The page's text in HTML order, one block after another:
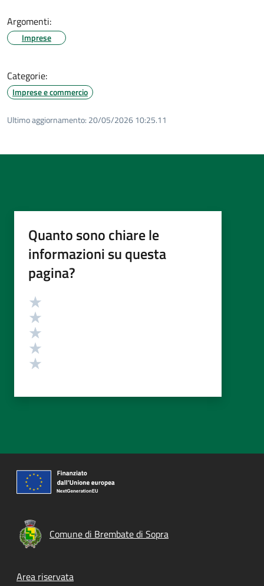
Argomenti:
Imprese
Categorie:
Imprese e commercio
Ultimo aggiornamento: 20/05/2026 10:25.11
Quanto sono chiare le
informazioni su questa
pagina?
Valutazione
Comune di Brembate di Sopra
Footer menu
Area riservata